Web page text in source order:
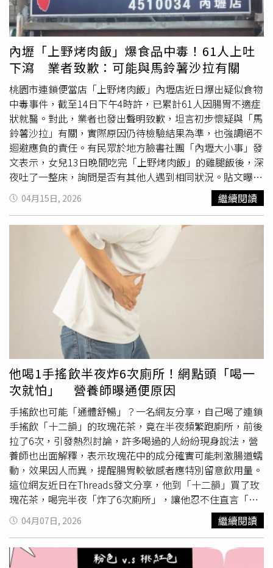
人，就找到了一段歷史的入口。」他表示，希望這部作品能
成為一扇窗口，讓年輕觀眾得以看見，在電視綜藝與網路娛
樂興起之前，台灣曾存在一段充滿爆發力與即時魅力的表演
文化。導演楊力州認為：「這部片是一種記憶的召喚，他們
會想起年輕時去看秀、笑到肚子痛的那些夜晚。」他不改幽
默本色，笑言希望觀眾能透過電影，「和豬哥亮、林沖一起
回到那個狂野的八十年代，狠狠的幹譙一次！」林沖兒子林
凱文與聲色Sounds Good主理人林珮如，昨（19日）包場
《高雄有顆藍寶石》，號召親友一同進戲院觀影。映後分享
時，林凱文笑說：「這場沒有特別幫爸爸留座位，因為他如
果出現，一定會是在台上！」一席話引起現場觀眾會心一
笑。主辦方亦特別製作林沖的扇子與一比一大的人形立牌，
彷彿讓這位昔日舞台巨星以另一種形式重返戲院，令許多觀
眾直呼既感動又充滿時代記憶。林沖兒子林凱文與聲色
Sounds Good主理人林珮如，發起共同包場號召親友一同
進戲院觀影。（圖／高雄流行音樂中心）
內壢「上野烤肉飯」爆食品中毒！61人上吐
下瀉 業者致歉：可能與馬鈴薯沙拉有關
桃園市連鎖便當店「上野烤肉飯」內壢店近日爆出疑似食物
中毒事件，截至14日下午4時許，已累計61人因腸胃不適症
狀就醫。對此，業者也發出聲明致歉，坦言初步懷疑與「馬
鈴薯沙拉」有關，實際原因仍待檢驗結果為準，也強調絕不
迴避應負的責任。有民眾於地方臉書社團「內壢大小事」發
文表示，女兒13日晚間吃完「上野烤肉飯」的雞腿飯後，深
夜吐了一整床，詢問是否有其他人遇到相同狀況。貼文曝光
後，不少網友也紛紛在底下留言，「有，趕快去掛急診，急
診已經好幾位都是」、「我大女兒也是
到臉色慘白，
五花肉飯全部吐出來了」、「我家有2位，凌晨有去部桃掛
急診」、「我也是昨晚在省桃掛急診，晚餐吃上野的香酥雞
腿飯」。桃園市衛生局指出，截至14日中午，接獲醫院通報
有38人食用「上野烤肉飯-內壢店」餐點後，出現上吐下瀉
症狀，疑似是食物中毒；統計至下午4時30分止，就醫人數
攀升到61人。衛生局已第一時間啟動食品中毒調查機制，並
派員前往稽查，查核重點包括食品製備流程、環境衛生、人
員管理及食材保存，同時針對高風險食材及環境檢體進行採
樣送驗，以釐清確切原因，目前也已依法勒令業者暫停營
業，避免風險擴大。衛生局提到，檢驗時程約需3至5週，也
提醒民眾，若曾在4月13日前往該店家消費，並出現腸胃不
適等疑似症狀，應盡速就醫並主動告知飲食史，以利醫療院
所通報，或撥打0937-466695通報衛生局。如有消費爭議，
可撥打1950消費者服務中心尋求協助。對此，業者也在臉
書發出聲明，向所有受影響的消費者致歉，表示已全面配合
衛生局進行調查，立即暫停營運與販售，目前也將相關樣本
送交稽查單位進行分析，初步懷疑可能與4月13日「馬鈴薯
沙拉」有關，但實際原因仍須以後續正式檢驗結果為準。業
者承諾，如最終確認確實為本店產品或作業流程疏失所致，
本店將負起全部責任，包含醫療費用及相關損失之賠償，並
進行全面改善，強化食品安全管理制度，接受總部複查與重
新訓練，杜絕類似情況再次發生。「上野烤肉飯」內壢店業
者發文致歉。（圖／翻攝自業者臉書）
04月15日, 2026 繼續閱讀
他喝1手搖飲半夜炸6次廁所！網點頭「喝一
次就怕」 營養師曝通便原因
手搖飲也可能「通體舒暢」？一名網友分享，自己喝了連鎖
手搖飲「十二韻」的玫瑰花茶，竟在半夜頻繁跑廁所，前後
拉了6次，引發熱烈討論，許多喝過的人紛紛現身說法，營
養師也出面解釋，表示玫瑰花中的成分確實可能刺激腸道蠕
動，效果因人而異，提醒腸胃較敏感者應特別留意飲用量。
這位網友近日在Threads發文分享，他到「十二韻」買了玫
瑰花茶，喝完半夜「炸了6次廁所」，讓他忍不住直言「是
有加瀉藥在裡面嗎？」從原PO貼出的照片可以看到，飲料
杯上貼著「玫瑰茶飲用前小叮嚀」的貼紙，告知消費者由於
草本玫瑰易使腸到順暢，建議第一次先試喝300毫升，確認
無明顯體感反應再酌量增加，並提醒通常飲用後2至3小時會
04月07日, 2026 繼續閱讀